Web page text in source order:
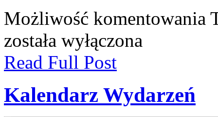
Możliwość komentowania
została wyłączona
Read Full Post
Kalendarz Wydarzeń